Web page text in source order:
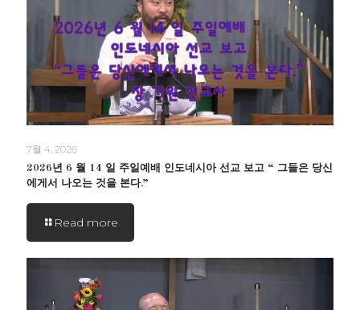
7월 4, 2026
2026년 6 월 14 일 주일예배 인도네시아 선교 보고 “ 그들은 당신
에게서 나오는 것을 본다.”
Read more